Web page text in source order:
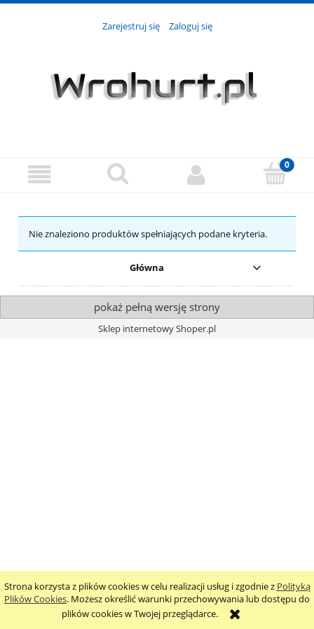
Strona korzysta z plików cookies w celu realizacji usług i zgodnie z Polityką
Plików Cookies. Możesz określić warunki przechowywania lub dostępu do
plików cookies w Twojej przeglądarce.
Zarejestruj się Zaloguj się
Nie znaleziono produktów spełniających podane kryteria.
Główna
pokaż pełną wersję strony
Sklep internetowy Shoper.pl